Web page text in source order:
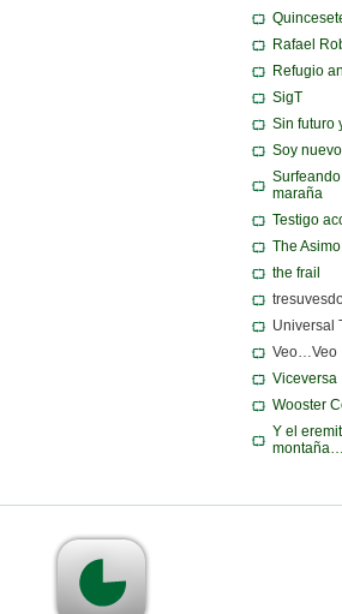
Rafael
Refugio
SigT
Sin futuro
Soy
maraña
Testigo
The
the frail
Universal
Veo…Veo
Viceversa
Wooster
Y el
montaña…